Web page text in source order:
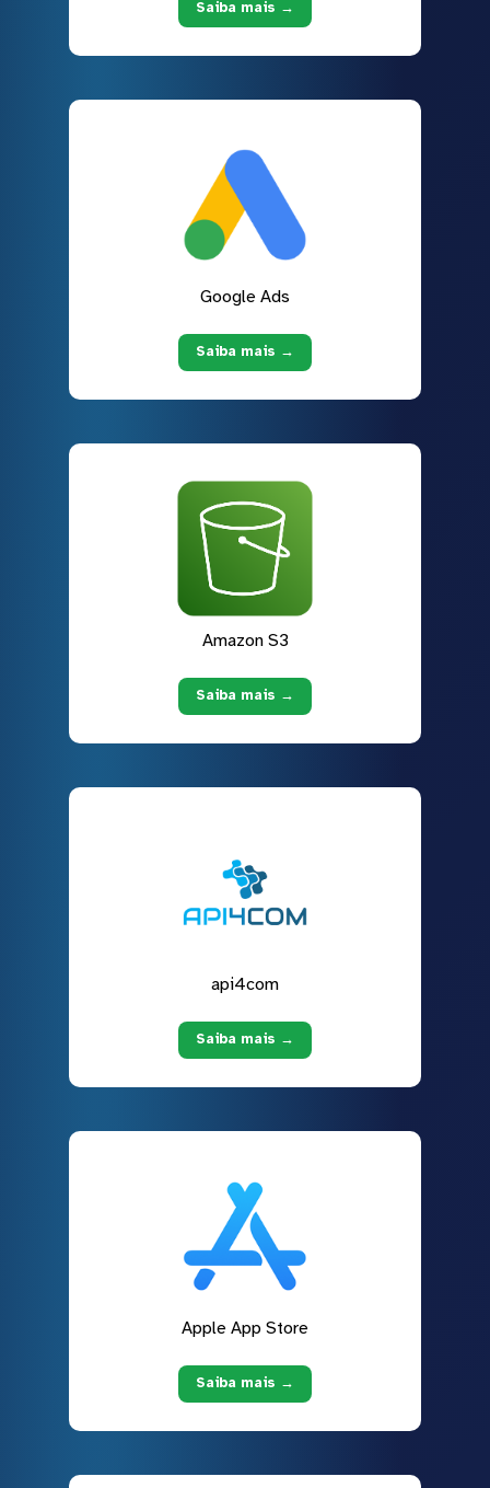
Saiba mais →
Google Ads
Saiba mais →
Amazon S3
Saiba mais →
api4com
Saiba mais →
Apple App Store
Saiba mais →